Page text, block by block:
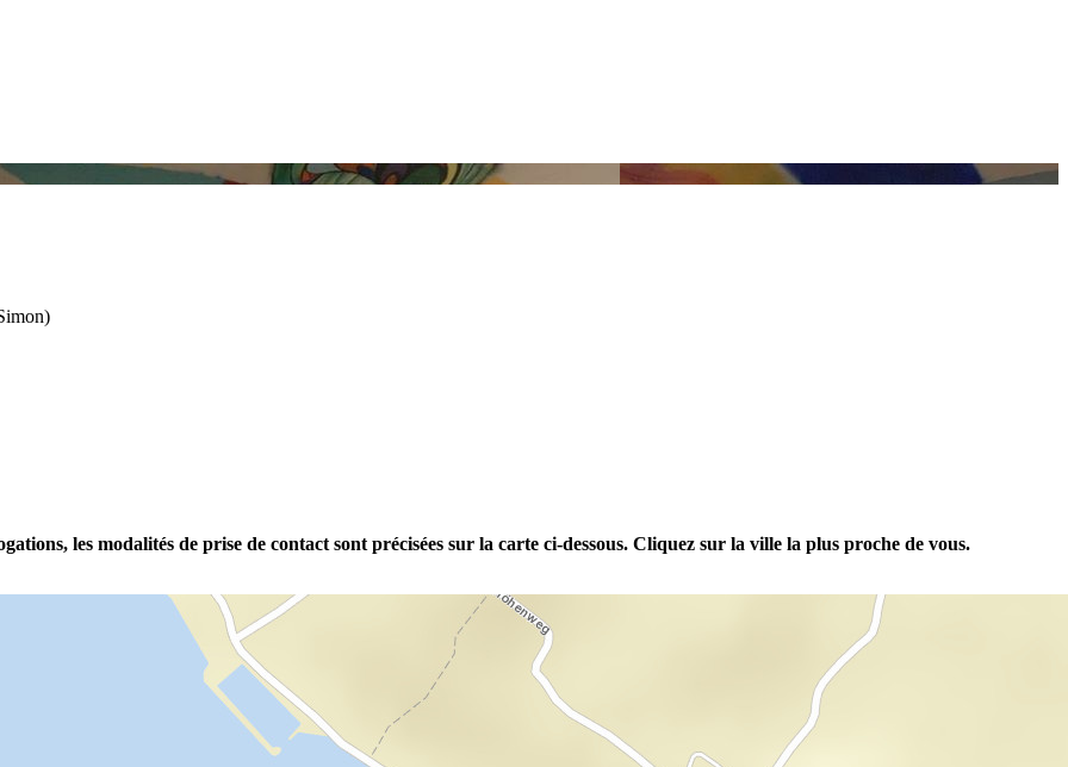
les modalités de prise de contact sont précisées sur la carte ci-dessous. Cliquez sur la ville la plus proche de vous.